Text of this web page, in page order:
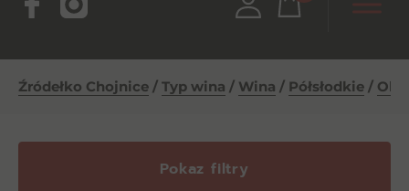
Źródełko Chojnice / Typ wina / Wina / Półsłodkie / Old
Pokaz filtry